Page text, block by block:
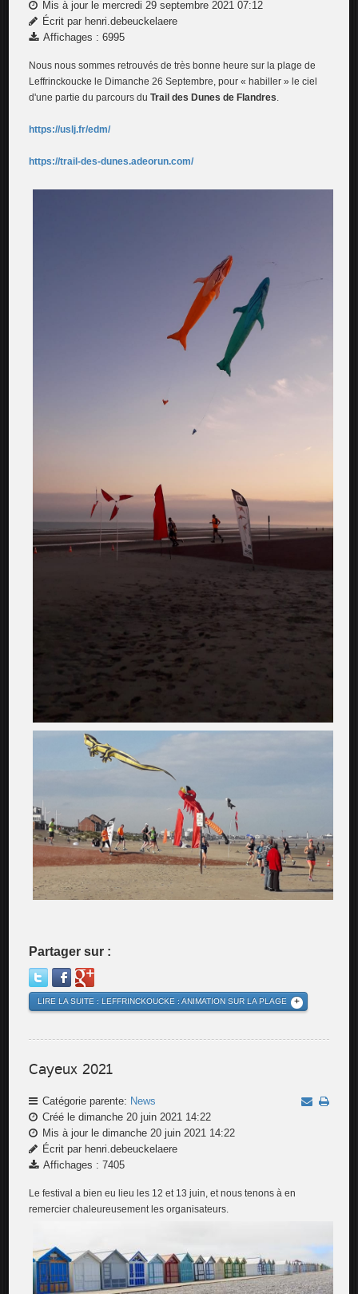
Mis à jour le mercredi 29 septembre 2021 07:12
Écrit par henri.debeuckelaere
Affichages : 6995
Nous nous sommes retrouvés de très bonne heure sur la plage de
Leffrinckoucke le Dimanche 26 Septembre, pour « habiller » le ciel
d'une partie du parcours du Trail des Dunes de Flandres
https://uslj.fr/edm/
https://trail-des-dunes.adeorun.com/
Partager sur :
LIRE LA SUITE : LEFFRINCKOUCKE : ANIMATION SUR LA PLAGE
Cayeux 2021
Catégorie parente: News
Créé le dimanche 20 juin 2021 14:22
Mis à jour le dimanche 20 juin 2021 14:22
Écrit par henri.debeuckelaere
Affichages : 7405
Le festival a bien eu lieu les 12 et 13 juin, et nous tenons à en
remercier chaleureusement les organisateurs.